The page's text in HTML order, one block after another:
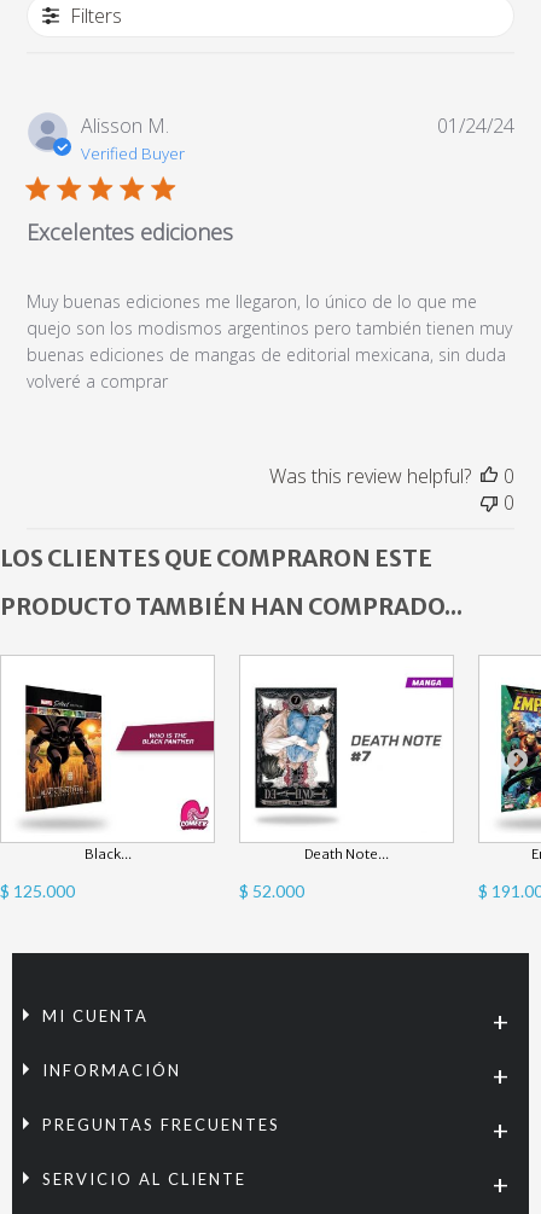
Filters
Alisson M.
Verified Buyer
Excelentes ediciones
Muy buenas ediciones me llegaron, lo único de lo que me
quejo son los modismos argentinos pero también tienen muy
buenas ediciones de mangas de editorial mexicana, sin duda
volveré a comprar
01/24/24
Was this review helpful?
0
0
LOS CLIENTES QUE COMPRARON ESTE
PRODUCTO TAMBIÉN HAN COMPRADO...
Black...
$ 125.000
Death Note...
$ 52.000 $
MI CUENTA
INFORMACIÓN
PREGUNTAS FRECUENTES
SERVICIO AL CLIENTE